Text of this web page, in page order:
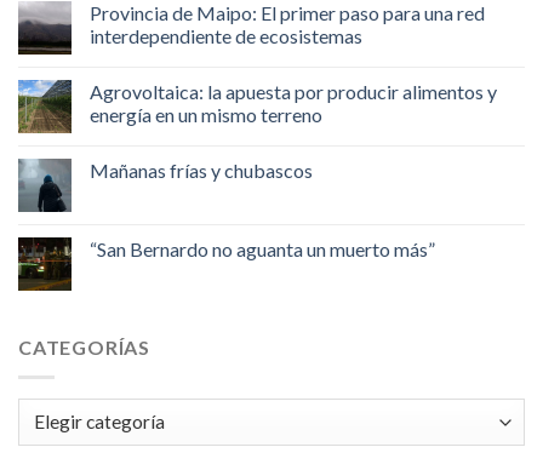
Provincia de Maipo: El primer paso para una red
interdependiente de ecosistemas
Agrovoltaica: la apuesta por producir alimentos y
energía en un mismo terreno
Mañanas frías y chubascos
“San Bernardo no aguanta un muerto más”
CATEGORÍAS
Categorías